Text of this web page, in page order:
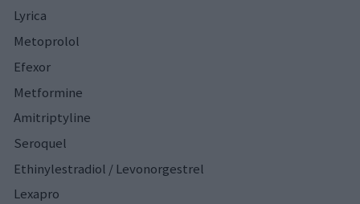
Lyrica
Metoprolol
Efexor
Metformine
Amitriptyline
Seroquel
Ethinylestradiol / Levonorgestrel
Lexapro